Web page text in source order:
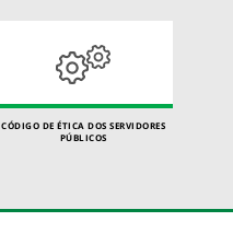
CÓDIGO DE ÉTICA DOS SERVIDORES
PÚBLICOS